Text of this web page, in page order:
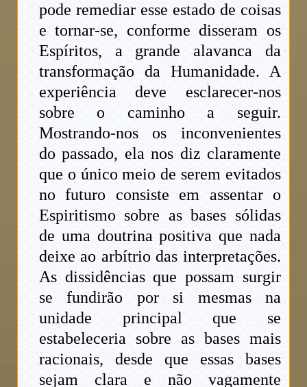
pode remediar esse estado de coisas
e tornar-se, conforme disseram os
Espíritos, a grande alavanca da
transformação da Humanidade. A
experiência deve esclarecer-nos
sobre o caminho a seguir.
Mostrando-nos os inconvenientes
do passado, ela nos diz claramente
que o único meio de serem evitados
no futuro consiste em assentar o
Espiritismo sobre as bases sólidas
de uma doutrina positiva que nada
deixe ao arbítrio das interpretações.
As dissidências que possam surgir
se fundirão por si mesmas na
unidade principal que se
estabeleceria sobre as bases mais
racionais, desde que essas bases
sejam clara e não vagamente